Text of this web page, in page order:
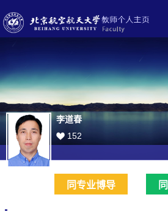
李道春
152
同专业博导